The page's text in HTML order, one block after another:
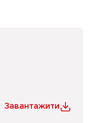
Завантажити